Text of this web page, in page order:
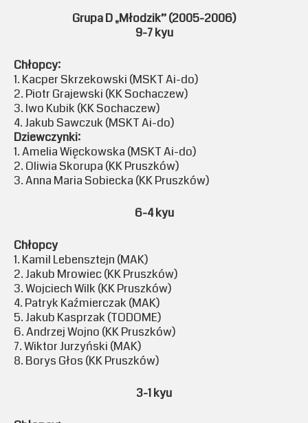
Grupa D „Młodzik” (2005-2006)
9-7 kyu
Chłopcy:
1. Kacper Skrzekowski (MSKT Ai-do)
2. Piotr Grajewski (KK Sochaczew)
3. Iwo Kubik (KK Sochaczew)
4. Jakub Sawczuk (MSKT Ai-do)
Dziewczynki:
1. Amelia Więckowska (MSKT Ai-do)
2. Oliwia Skorupa (KK Pruszków)
3. Anna Maria Sobiecka (KK Pruszków)
6-4 kyu
Chłopcy
1. Kamil Lebensztejn (MAK)
2. Jakub Mrowiec (KK Pruszków)
3. Wojciech Wilk (KK Pruszków)
4. Patryk Kaźmierczak (MAK)
5. Jakub Kasprzak (TODOME)
6. Andrzej Wojno (KK Pruszków)
7. Wiktor Jurzyński (MAK)
8. Borys Głos (KK Pruszków)
3-1 kyu